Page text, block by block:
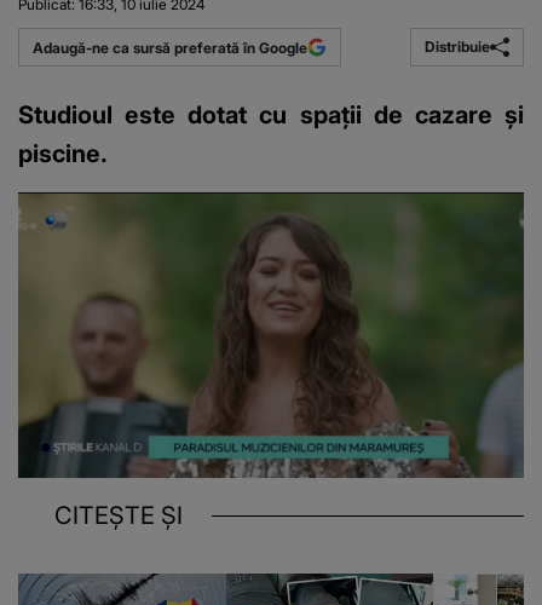
Publicat: 16:33, 10 iulie 2024
Adaugă-ne ca sursă preferată în Google Distribuie
Studioul este dotat cu spații de cazare și
piscine.
CITEȘTE ȘI